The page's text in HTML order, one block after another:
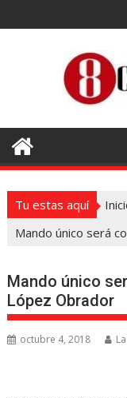
al
Tu estas aquí
Mando único será
Mando único
López Obrador
octubre 4, 2018